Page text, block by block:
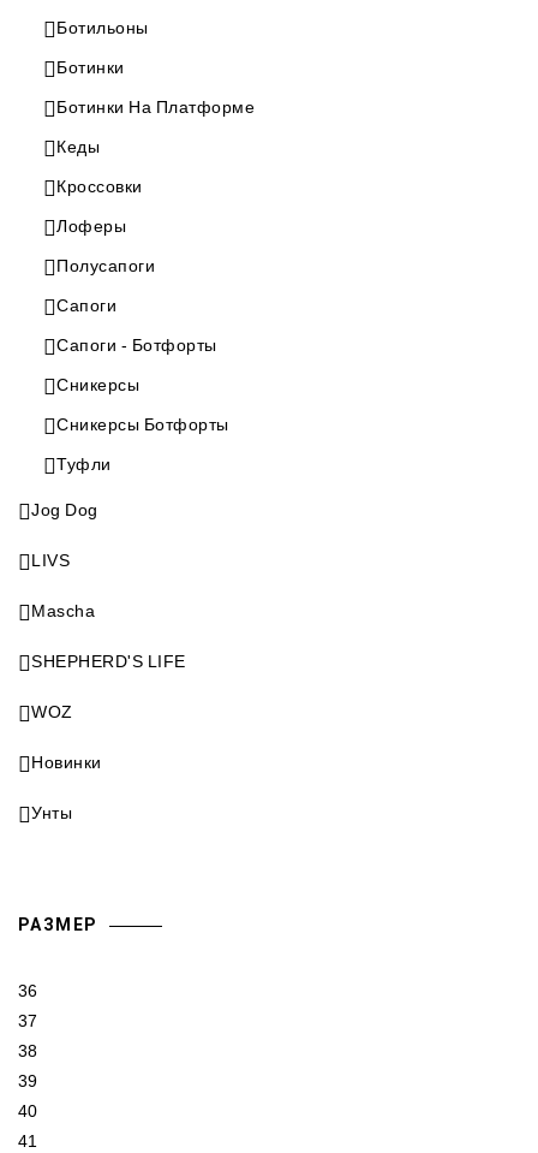
Ботильоны
Ботинки
Ботинки На Платформе
Кеды
Кроссовки
Лоферы
Полусапоги
Сапоги
Сапоги - Ботфорты
Сникерсы
Сникерсы Ботфорты
Туфли
Jog Dog
LIVS
Mascha
SHEPHERD'S LIFE
WOZ
Новинки
Унты
РАЗМЕР
36
37
38
39
40
41